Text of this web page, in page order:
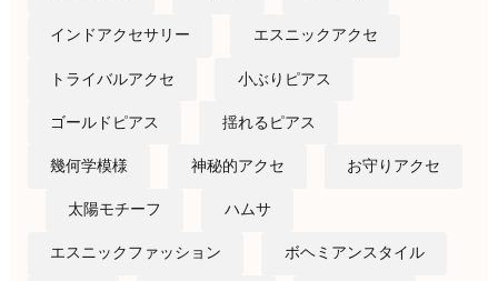
インドアクセサリー エスニックアクセ
トライバルアクセ 小ぶりピアス
ゴールドピアス 揺れるピアス
幾何学模様 神秘的アクセ お守りアクセ
太陽モチーフ ハムサ
エスニックファッション ボヘミアンスタイル